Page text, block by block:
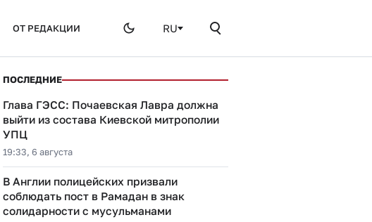
ОТ РЕДАКЦИИ RU
ПОСЛЕДНИЕ
Глава ГЭСС: Почаевская Лавра должна
выйти из состава Киевской митрополии
УПЦ
19:33, 6 августа
В Англии полицейских призвали
соблюдать пост в Рамадан в знак
солидарности с мусульманами